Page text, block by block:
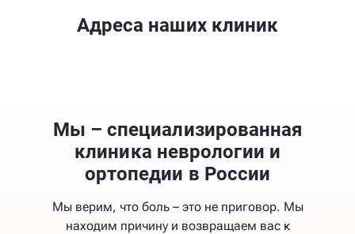
Адреса наших клиник
Мы – специализированная
клиника неврологии и
ортопедии в России
Мы верим, что боль – это не приговор. Мы
находим причину и возвращаем вас к